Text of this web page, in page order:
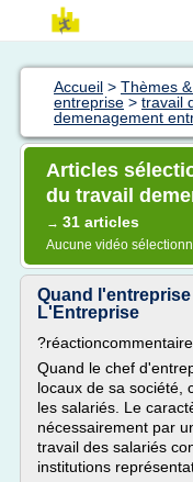
Accueil > Thèmes
entreprise > travail
demenagement
Articles
du travail
→ 31 articles
Aucune vidéo
Quand
L'Entreprise
?réactioncommentaire
Quand le chef
locaux de sa société,
les salariés. Le
nécessairement par
travail des salariés
institutions